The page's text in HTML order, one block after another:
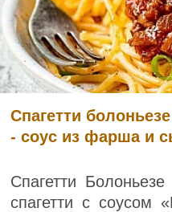
Спагетти
- соус из фарша и
Спагетти
спагетти с соусом